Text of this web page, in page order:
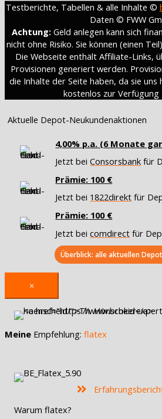
Testberichte, Tabellen & alle Inhalte ©
Daten © FWW
Achtung: Geld anlegen kann sich
nicht ohne Risiko. Sie können (einen
Die Webseite enthält Affiliate-Links,
Provisionen generiert werden.
die Inhalte der Seite haben, da sie uns
kostenlos zur Verfügung
Aktuelle Depot-Neukundenaktionen
4,00% p.a. (6 Monate
Jetzt beiConsorsbank für
Prämie: 100 €
Jetzt bei 1822direkt für
Prämie: 100 €
Jetzt beicomdirect für
Überblick: alle aktuellen
×
Meine Empfehlung: flatex
Warum flatex?